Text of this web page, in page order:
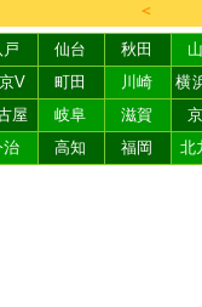
＜
戸 仙台 秋田
V 町田 川崎 横
屋 岐阜 滋賀
治 高知 福岡 北